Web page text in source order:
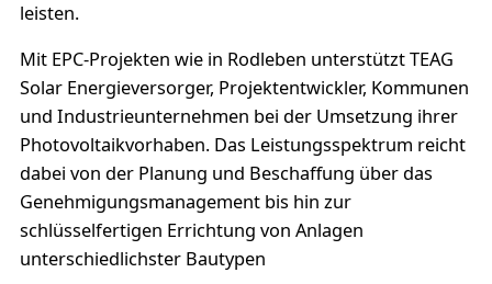
leisten.
Mit EPC-Projekten wie in Rodleben unterstützt TEAG
Solar Energieversorger, Projektentwickler, Kommunen
und Industrieunternehmen bei der Umsetzung ihrer
Photovoltaikvorhaben. Das Leistungsspektrum reicht
dabei von der Planung und Beschaffung über das
Genehmigungsmanagement bis hin zur
schlüsselfertigen Errichtung von Anlagen
unterschiedlichster Bautypen